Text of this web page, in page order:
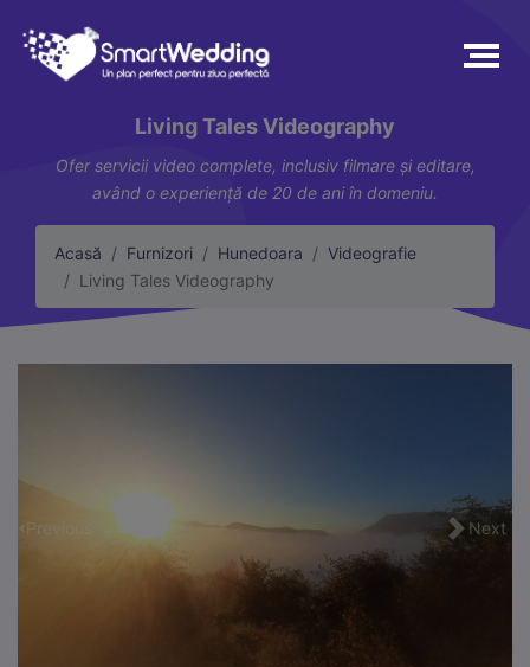
Living Tales Videography
Ofer servicii video complete, inclusiv filmare și editare,
având o experiență de 20 de ani în domeniu.
Acasă Furnizori Hunedoara
Videografie
Living Tales Videography
Previous Next